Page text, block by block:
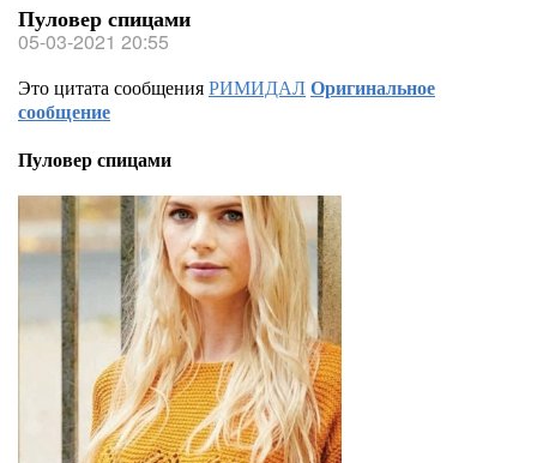
Пуловер спицами
05-03-2021 20:55
Это цитата сообщенияРИМИДАЛОригинальное
сообщение
Пуловер спицами